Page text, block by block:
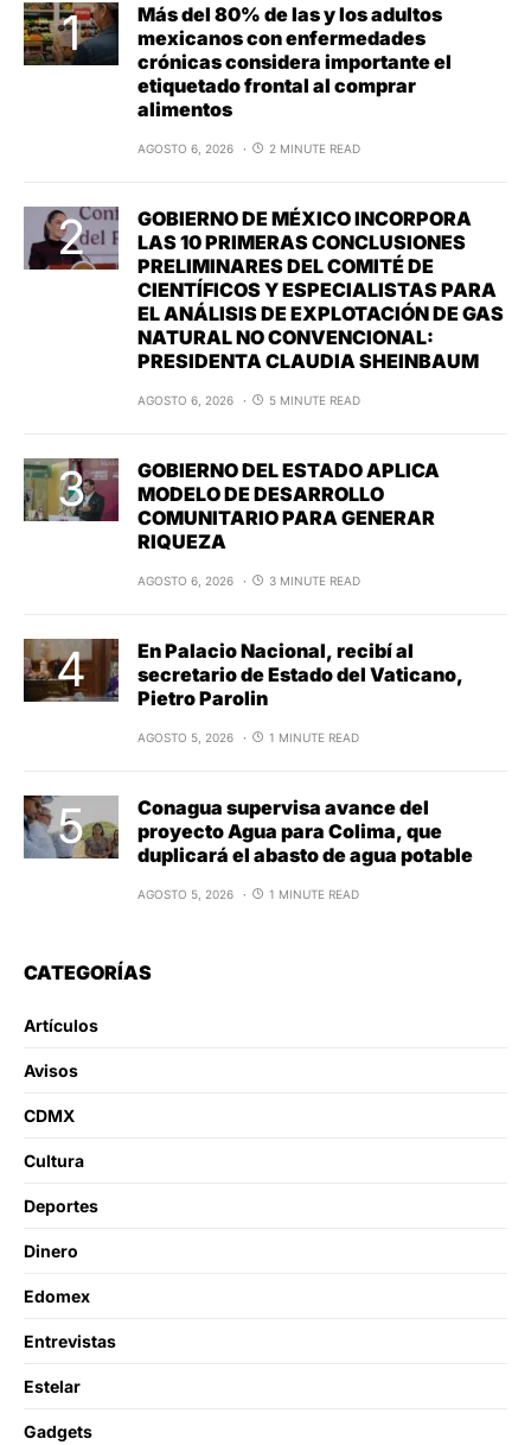
Más del 80% de las y los adultos
mexicanos con enfermedades
crónicas considera importante el
etiquetado frontal al comprar
alimentos
AGOSTO 6, 2026 2 MINUTE READ
GOBIERNO DE MÉXICO INCORPORA
LAS 10 PRIMERAS CONCLUSIONES
PRELIMINARES DEL COMITÉ DE
CIENTÍFICOS Y ESPECIALISTAS PARA
EL ANÁLISIS DE EXPLOTACIÓN DE GAS
NATURAL NO CONVENCIONAL:
PRESIDENTA CLAUDIA SHEINBAUM
AGOSTO 6, 2026 5 MINUTE READ
GOBIERNO DEL ESTADO APLICA
MODELO DE DESARROLLO
COMUNITARIO PARA GENERAR
RIQUEZA
AGOSTO 6, 2026 3 MINUTE READ
En Palacio Nacional, recibí al
secretario de Estado del Vaticano,
Pietro Parolin
AGOSTO 5, 2026 1 MINUTE READ
Conagua supervisa avance del
proyecto Agua para Colima, que
duplicará el abasto de agua potable
AGOSTO 5, 2026 1 MINUTE READ
CATEGORÍAS
Artículos
Avisos
CDMX
Cultura
Deportes
Dinero
Edomex
Entrevistas
Estelar
Gadgets